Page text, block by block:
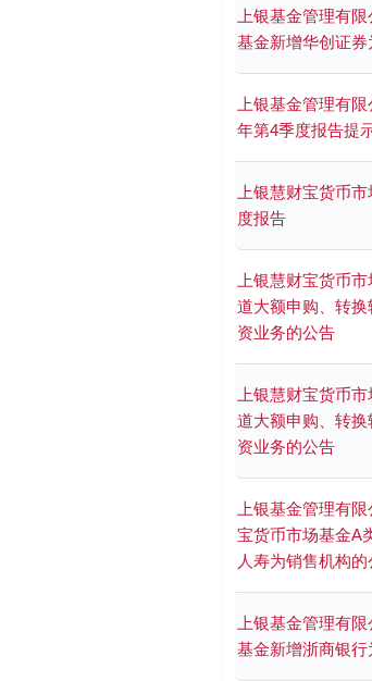
上银基金管理有
基金新增华创证
上银基金管理有
年第4季度报告提
上银慧财宝货币
度报告
上银慧财宝货币
道大额申购、转
资业务的公告
上银慧财宝货币
道大额申购、转
资业务的公告
上银基金管理有
宝货币市场基金A
人寿为销售机构的
上银基金管理有
基金新增浙商银